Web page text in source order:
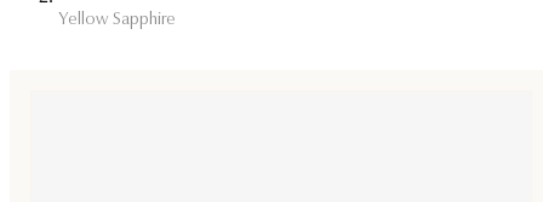
Yellow Sapphire